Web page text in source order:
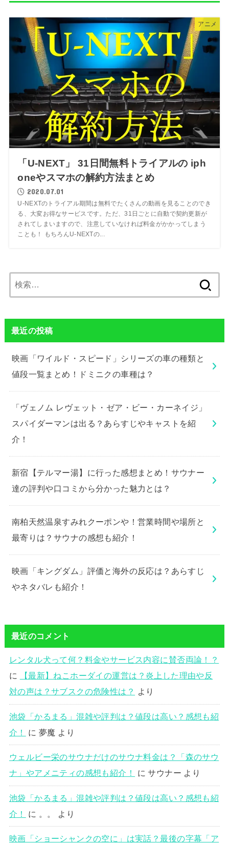
アニメ
「U-NEXT」 31日間無料トライアルの iph
oneやスマホの解約方法まとめ
2020.07.01
U-NEXTのトライアル期間は無料でたくさんの動画を見ることのでき
る、大変お得なサービスです。ただ、31日ごとに自動で契約更新が
されてしまいますので、注意していなければ料金がかかってしまう
ことも！ もちろんU-NEXTの...
索:
最近の投稿
映画「ワイルド・スピード」シリーズの車の種類と
値段一覧まとめ！ドミニクの車種は？
「ヴェノム レヴェット・ゼア・ビー・カーネイジ」
スパイダーマンは出る？あらすじやキャストを紹
介！
新宿【テルマー湯】に行った感想まとめ！サウナー
達の評判や口コミから分かった魅力とは？
南柏天然温泉すみれクーポンや！営業時間や場所と
最寄りは？サウナの感想も紹介！
映画「キングダム」評価と海外の反応は？あらすじ
やネタバレも紹介！
最近のコメント
レンタル犬って何？料金やサービス内容に賛否両論！？
に
【最新】ねこホーダイの運営は？炎上した理由や反
対の声は？サブスクの危険性は？
より
池袋「かるまる」混雑や評判は？値段は高い？感想も紹
介！
に 夢魔 より
ウェルビー栄のサウナだけのサウナ料金は？「森のサウ
ナ」やアメニティの感想も紹介！
にサウナー より
池袋「かるまる」混雑や評判は？値段は高い？感想も紹
介！
に 。。 より
映画「ショーシャンクの空に」は実話？最後の字幕「ア